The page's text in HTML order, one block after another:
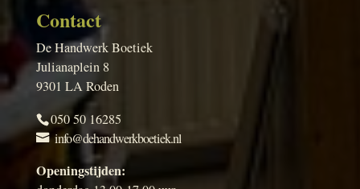
Contact
De Handwerk Boetiek
Julianaplein 8
9301 LA Roden
050 50 16285
info@dehandwerkboetiek.nl
Openingstijden: